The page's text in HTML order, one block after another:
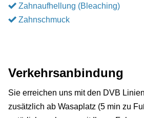
Zahnaufhellung (Bleaching)
Zahnschmuck
Verkehrsanbindung
Sie erreichen uns mit den DVB
zusätzlich ab Wasaplatz (5 min zu